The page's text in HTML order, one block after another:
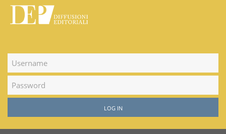
LOG IN